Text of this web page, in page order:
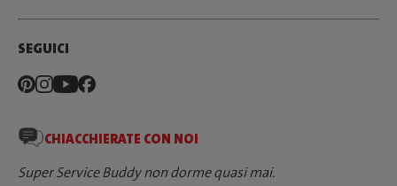
SEGUICI
CHIACCHIERATE CON NOI
Super Service Buddy non dorme quasi mai.